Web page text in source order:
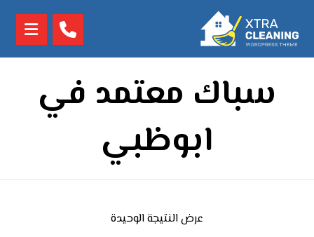
سباك معتمد في
ابوظبي
عرض النتيجة الوحيدة